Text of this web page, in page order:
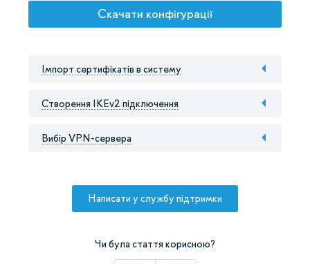
Скачати конфігурації
Імпорт сертифікатів в систему
Створення IKEv2 підключення
Вибір VPN-сервера
Написати у службу підтримки
Чи була стаття корисною?